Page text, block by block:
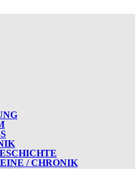
/ CHRONIK